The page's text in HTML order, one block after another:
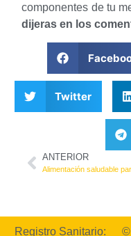
componentes de tu
dijeras en los
Twitter
ANTERIOR
Registro Sanitario: ©